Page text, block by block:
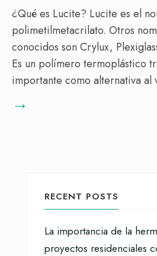
¿Qué es Lucite? Lucite es el
polimetilmetacrilato. Otros
conocidos son Crylux,
Es un polímero termoplástico
importante como alternativa al
→
RECENT POSTS
La importancia de la
proyectos residenciales